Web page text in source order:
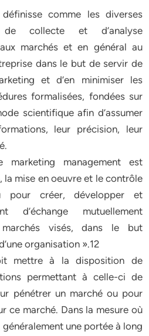
comme les diverses
de collecte et d’analyse
marchés et en général au
dans le but de servir de
et d’en minimiser les
formalisées, fondées sur
scientifique afin d’assumer
leur précision, leur
marketing management est
la mise en oeuvre et le contrôle
pour créer, développer et
d’échange mutuellement
visés, dans le but
organisation ».12
mettre à la disposition de
permettant à celle-ci de
pénétrer un marché ou pour
ce marché. Dans la mesure où
une portée à long